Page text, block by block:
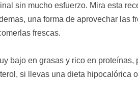
sin mucho esfuerzo. Mira esta
una forma de aprovechar las
frescas.
bajo en grasas y rico en proteínas,
si llevas una dieta hipocalórica